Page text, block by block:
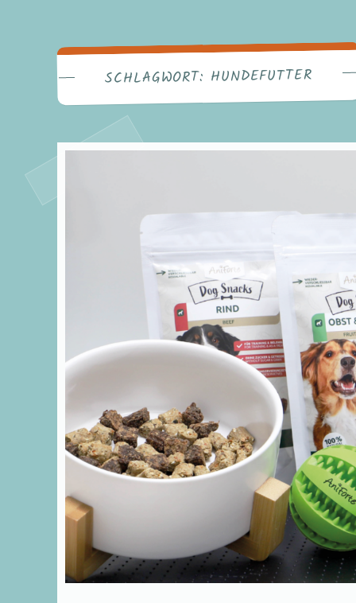
SCHLAGWORT: HUNDEFUTTER